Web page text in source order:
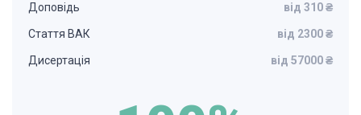
Доповідь від 310 ₴
Стаття ВАК від 2300 ₴
Дисертація від 57000 ₴